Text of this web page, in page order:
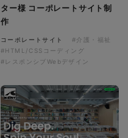
ター様 コーポレートサイト制
作
コーポレートサイト
#介護・福祉
#HTML/CSSコーディング
#レスポンシブWebデザイン